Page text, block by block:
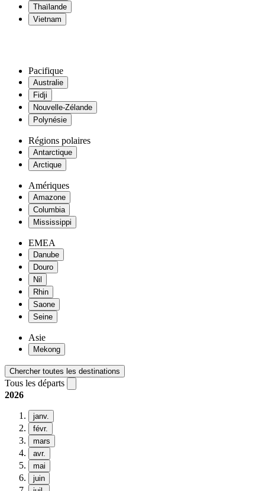
Thaïlande
Vietnam
Pacifique
Australie
Fidji
Nouvelle-Zélande
Polynésie
Régions polaires
Antarctique
Arctique
Amériques
Amazone
Columbia
Mississippi
EMEA
Danube
Douro
Nil
Rhin
Saone
Seine
Asie
Mekong
Chercher toutes les destinations
Tous les départs
2026
janv.
févr.
mars
avr.
mai
juin